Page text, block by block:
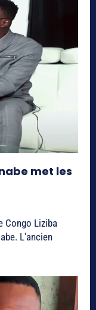
met les
Congo Liziba
L'ancien